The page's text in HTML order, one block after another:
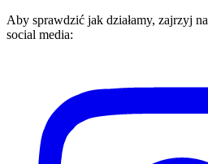
Aby sprawdzić jak działamy, zajrzyj na
social media: